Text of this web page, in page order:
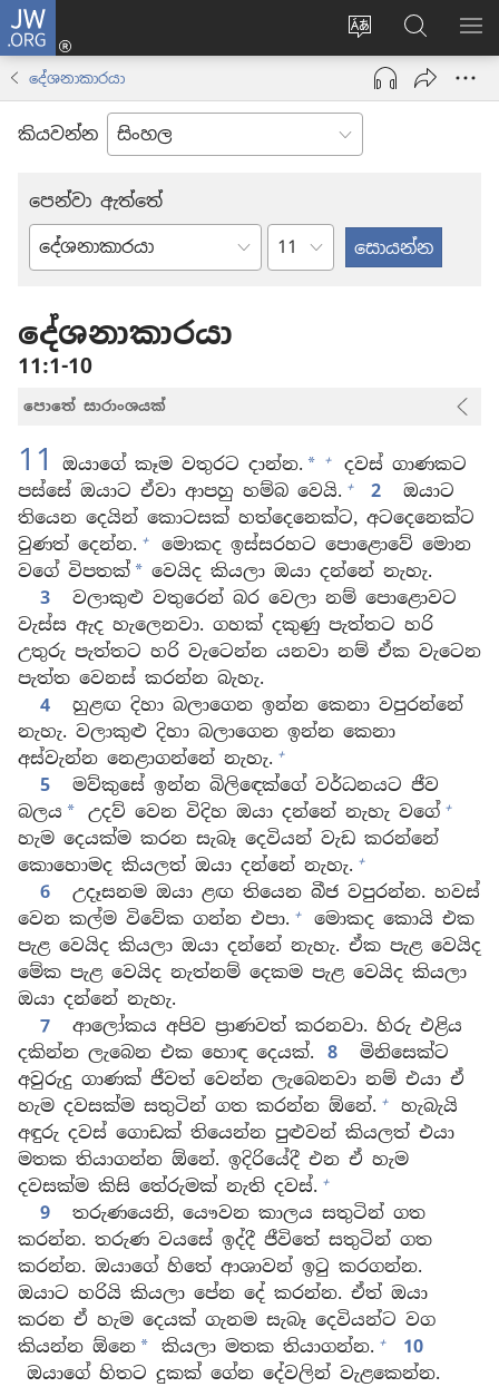
JW.ORG
Change
site
language
ලොගින්
(opens
window)
JW.ORG
වෙබ්
අඩවියෙන්
දේශනාකාරයා
කියවන්න
පෙන්වා ඇත්තේ
බයිබලයේ
පරිච්ඡේදය
දේශනාකාරයා
11:1-10
පොතේ සාරාංශයක්
11 ඔයාගේ කෑම වතුරට දාන්න. * +
දවස් ගාණකට
පස්සේ ඔයාට ඒවා ආපහු හම්බ වෙයි. + 2
ඔයාට
තියෙන දෙයින් කොටසක් හත්දෙනෙක්ට, අටදෙනෙක්ට
වුණත් දෙන්න. +
මොකද ඉස්සරහට පොළොවේ මොන
වගේ විපතක් * වෙයිද කියලා ඔයා දන්නේ නැහැ.
3
වලාකුළු වතුරෙන් බර වෙලා නම් පොළොවට
වැස්ස ඇද හැලෙනවා. ගහක් දකුණු පැත්තට හරි
උතුරු පැත්තට හරි වැටෙන්න යනවා නම් ඒක වැටෙන
පැත්ත වෙනස් කරන්න බැහැ.
4
හුළඟ දිහා බලාගෙන ඉන්න කෙනා වපුරන්නේ
නැහැ. වලාකුළු දිහා බලාගෙන ඉන්න කෙනා
අස්වැන්න නෙළාගන්නේ නැහැ. +
5
මව්කුසේ ඉන්න බිලිඳෙක්ගේ වර්ධනයට ජීව
බලය * උදව් වෙන විදිහ ඔයා දන්නේ නැහැ වගේ +
හැම දෙයක්ම කරන සැබෑ දෙවියන් වැඩ කරන්නේ
කොහොමද කියලත් ඔයා දන්නේ නැහැ. +
6
උදෑසනම ඔයා ළඟ තියෙන බීජ වපුරන්න. හවස්
වෙන කල්ම විවේක ගන්න එපා. +
මොකද කොයි එක
පැළ වෙයිද කියලා ඔයා දන්නේ නැහැ. ඒක පැළ වෙයිද
මේක පැළ වෙයිද නැත්නම් දෙකම පැළ වෙයිද කියලා
ඔයා දන්නේ නැහැ.
7
ආලෝකය අපිව ප්‍රාණවත් කරනවා. හිරු එළිය
දකින්න ලැබෙන එක හොඳ දෙයක්.
8
මිනිසෙක්ට
අවුරුදු ගාණක් ජීවත් වෙන්න ලැබෙනවා නම් එයා ඒ
හැම දවසක්ම සතුටින් ගත කරන්න ඕනේ. +
හැබැයි
අඳුරු දවස් ගොඩක් තියෙන්න පුළුවන් කියලත් එයා
මතක තියාගන්න ඕනේ. ඉදිරියේදී එන ඒ හැම
දවසක්ම කිසි තේරුමක් නැති දවස්. +
9
තරුණයෙනි, යෞවන කාලය සතුටින් ගත
කරන්න. තරුණ වයසේ ඉද්දී ජීවිතේ සතුටින් ගත
කරන්න. ඔයාගේ හිතේ ආශාවන් ඉටු කරගන්න.
ඔයාට හරියි කියලා පේන දේ කරන්න. ඒත් ඔයා
කරන ඒ හැම දෙයක් ගැනම සැබෑ දෙවියන්ට වග
කියන්න ඕනෙ * කියලා මතක තියාගන්න. +
10
ඔයාගේ හිතට දුකක් ගේන දේවලින් වැළකෙන්න.